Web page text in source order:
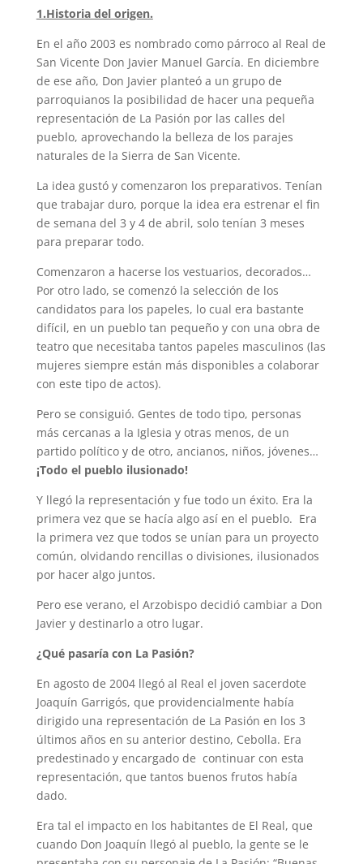
1.Historia del origen.
En el año 2003 es nombrado como párroco al Real de
San Vicente Don Javier Manuel García. En diciembre
de ese año, Don Javier planteó a un grupo de
parroquianos la posibilidad de hacer una pequeña
representación de La Pasión por las calles del
pueblo, aprovechando la belleza de los parajes
naturales de la Sierra de San Vicente.
La idea gustó y comenzaron los preparativos. Tenían
que trabajar duro, porque la idea era estrenar el fin
de semana del 3 y 4 de abril, solo tenían 3 meses
para preparar todo.
Comenzaron a hacerse los vestuarios, decorados…
Por otro lado, se comenzó la selección de los
candidatos para los papeles, lo cual era bastante
difícil, en un pueblo tan pequeño y con una obra de
teatro que necesitaba tantos papeles masculinos (las
mujeres siempre están más disponibles a colaborar
con este tipo de actos).
Pero se consiguió. Gentes de todo tipo, personas
más cercanas a la Iglesia y otras menos, de un
partido político y de otro, ancianos, niños, jóvenes…
¡Todo el pueblo ilusionado!
Y llegó la representación y fue todo un éxito. Era la
primera vez que se hacía algo así en el pueblo. Era
la primera vez que todos se unían para un proyecto
común, olvidando rencillas o divisiones, ilusionados
por hacer algo juntos.
Pero ese verano, el Arzobispo decidió cambiar a Don
Javier y destinarlo a otro lugar.
¿Qué pasaría con La Pasión?
En agosto de 2004 llegó al Real el joven sacerdote
Joaquín Garrigós, que providencialmente había
dirigido una representación de La Pasión en los 3
últimos años en su anterior destino, Cebolla. Era
predestinado y encargado de continuar con esta
representación, que tantos buenos frutos había
dado.
Era tal el impacto en los habitantes de El Real, que
cuando Don Joaquín llegó al pueblo, la gente se le